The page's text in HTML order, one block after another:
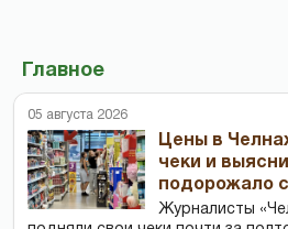
Главное
05 августа 2026
Цены в
чеки и
подорожало
Журналисты